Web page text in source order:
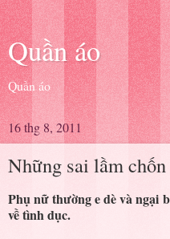
Quần áo
Quần áo
16 thg 8, 2011
Những sai lầm
Phụ nữ thường e dè và ngại
về tình dục.